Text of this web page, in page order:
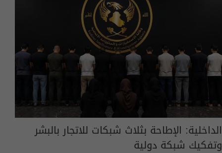
الداخلية: الإطاحة بثلاث شبكات للاتجار بالبشر
وتفكيك شبكة دولية